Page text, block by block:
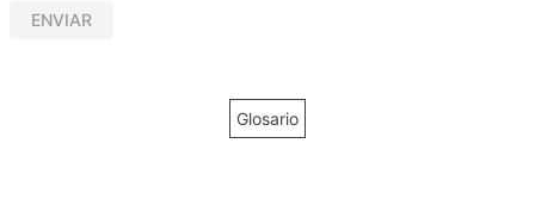
ENVIAR
Glosario